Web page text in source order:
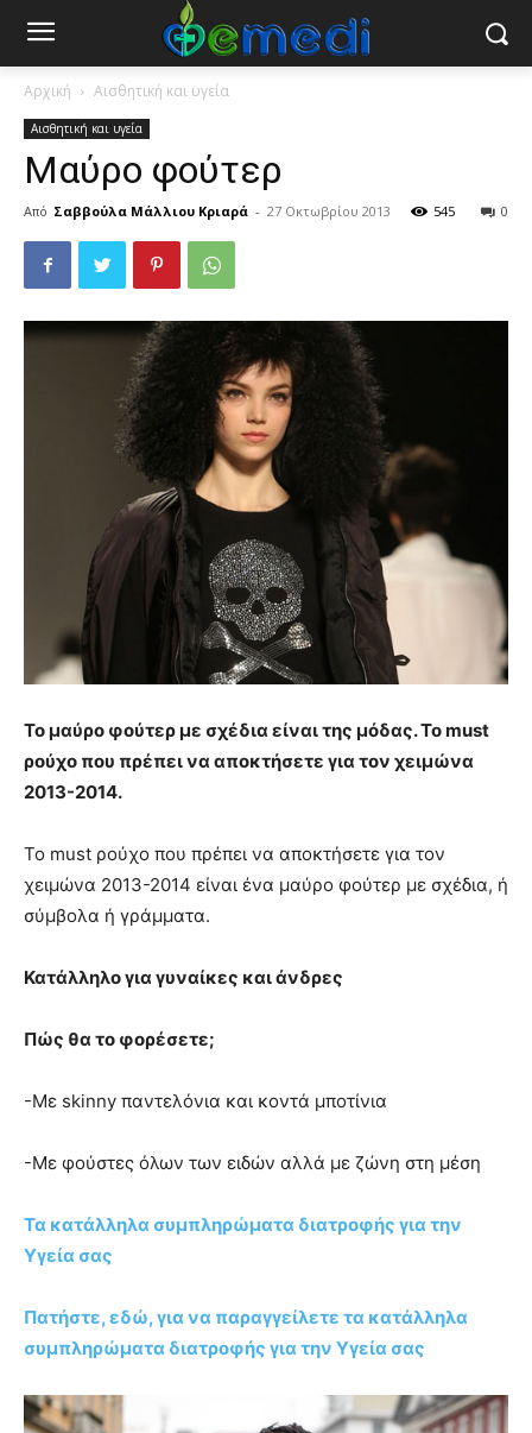
Αρχική Αισθητική και υγεία
Αισθητική και υγεία
Μαύρο φούτερ
Από Σαββούλα Μάλλιου Κριαρά - 27 Οκτωβρίου 2013 0
545
Το μαύρο φούτερ με σχέδια είναι της μόδας. Το must
ρούχο που πρέπει να αποκτήσετε για τον χειμώνα
2013-2014.
Το must ρούχο που πρέπει να αποκτήσετε για τον
χειμώνα 2013-2014 είναι ένα μαύρο φούτερ με σχέδια, ή
σύμβολα ή γράμματα.
Κατάλληλο για γυναίκες και άνδρες
Πώς θα το φορέσετε;
-Με skinny παντελόνια και κοντά μποτίνια
-Με φούστες όλων των ειδών αλλά με ζώνη στη μέση
Τα κατάλληλα συμπληρώματα διατροφής για την
Υγεία σας
Πατήστε, εδώ, για να παραγγείλετε τα κατάλληλα
συμπληρώματα διατροφής για την Υγεία σας